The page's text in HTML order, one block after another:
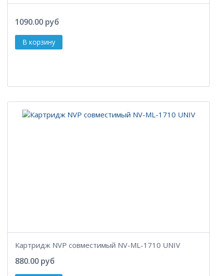
1090.00 руб
Картридж NVP совместимый NV-ML-1710 UNIV
880.00 руб